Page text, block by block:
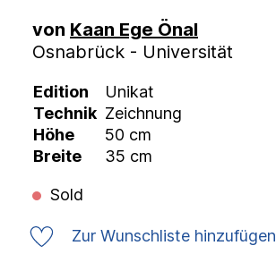
von Kaan Ege Önal
Osnabrück - Universität
Edition
Unikat
Technik Zeichnung
Höhe
50 cm
Breite
35 cm
Sold
Zur Wunschliste hinzufügen